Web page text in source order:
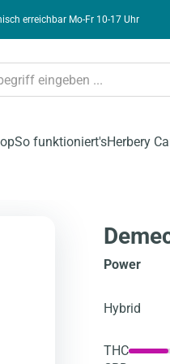
erreichbar Mo-Fr 10-17 Uhr
So funktioniert'sHerbery
Power
Hybrid
THC